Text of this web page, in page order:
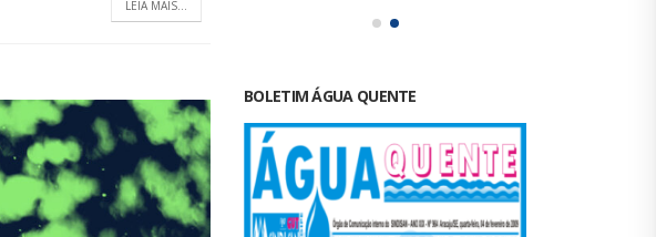
LEIA MAIS...
BOLETIM ÁGUA QUENTE